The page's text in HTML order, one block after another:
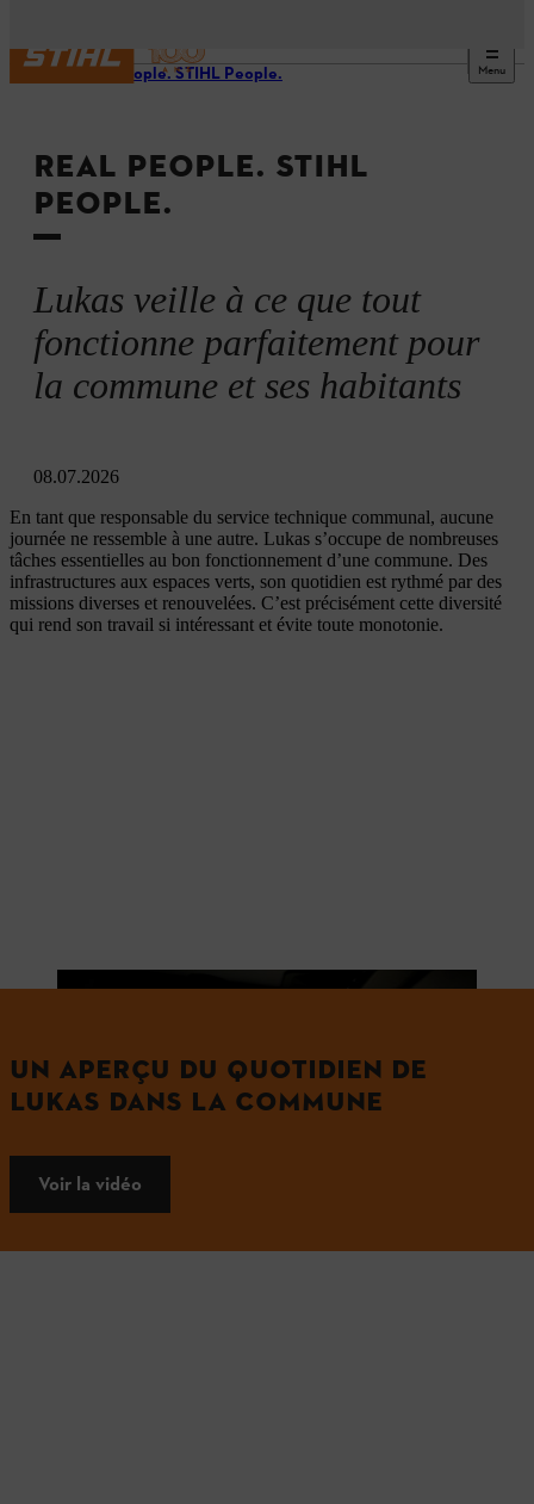
Menu
Real People. STIHL People.
REAL PEOPLE. STIHL
PEOPLE.
Lukas veille à ce que tout
fonctionne parfaitement pour
la commune et ses habitants
08.07.2026
En tant que responsable du service technique communal, aucune
journée ne ressemble à une autre. Lukas s’occupe de nombreuses
tâches essentielles au bon fonctionnement d’une commune. Des
infrastructures aux espaces verts, son quotidien est rythmé par des
missions diverses et renouvelées. C’est précisément cette diversité
qui rend son travail si intéressant et évite toute monotonie.
UN APERÇU DU QUOTIDIEN DE
LUKAS DANS LA COMMUNE
Voir la vidéo